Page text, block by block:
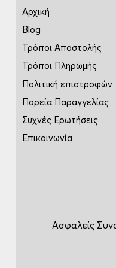
Αρχική
Blog
Τρόποι Αποστολής
Τρόποι Πληρωμής
Πολιτική επιστροφών
Πορεία Παραγγελίας
Συχνές Ερωτήσεις
Επικοινωνία
Ασφαλείς